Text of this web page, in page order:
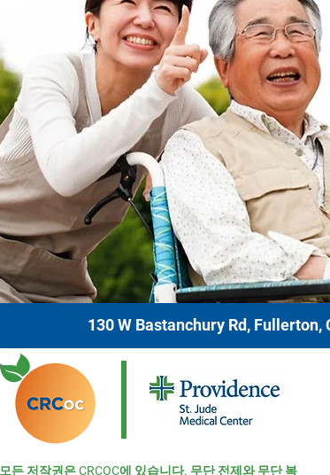
130 W Bastanchury Rd, Fullerton,
모든 저작권은 CRCOC에 있습니다. 무단 전제와 무단 복